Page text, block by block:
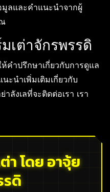
มูลและคำแนะนำจากผู้
เต่าจักรพรรดิ
คำปรึกษาเกี่ยวกับการดูแล
ะนำเพิ่มเติมเกี่ยวกับ
ลังเลที่จะติดต่อเรา เรา
า โดย อาจุ้ย
รดิ